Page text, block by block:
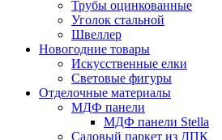
Трубы оцинкованные
Уголок стальной
Швеллер
Новогодние товары
Искусственные елки
Световые фигуры
Отделочные материалы
МДФ панели
МДФ панели Stella
Садовый паркет из ДПК